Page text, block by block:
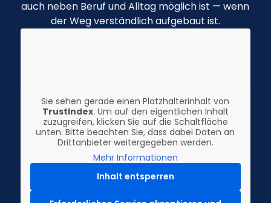
auch neben Beruf und Alltag möglich ist — wenn
der Weg verständlich aufgebaut ist.
Sie sehen gerade einen Platzhalterinhalt von
TrustIndex. Um auf den eigentlichen Inhalt
zuzugreifen, klicken Sie auf die Schaltfläche
unten. Bitte beachten Sie, dass dabei Daten an
Drittanbieter weitergegeben werden.
Mehr Informationen
Inhalt entsperren